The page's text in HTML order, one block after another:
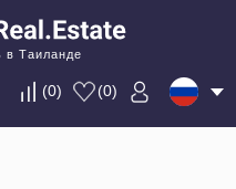
в Таиланде
(0) (0)